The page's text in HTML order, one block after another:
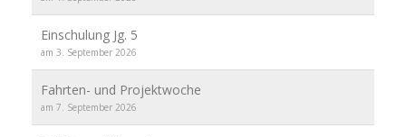
Einschulung Jg. 5
am 3. September 2026
Fahrten- und Projektwoche
am 7. September 2026